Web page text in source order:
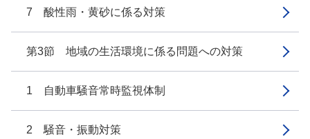
7 酸性雨・黄砂に係る対策
第3節 地域の生活環境に係る問題への対策
1 自動車騒音常時監視体制
2 騒音・振動対策